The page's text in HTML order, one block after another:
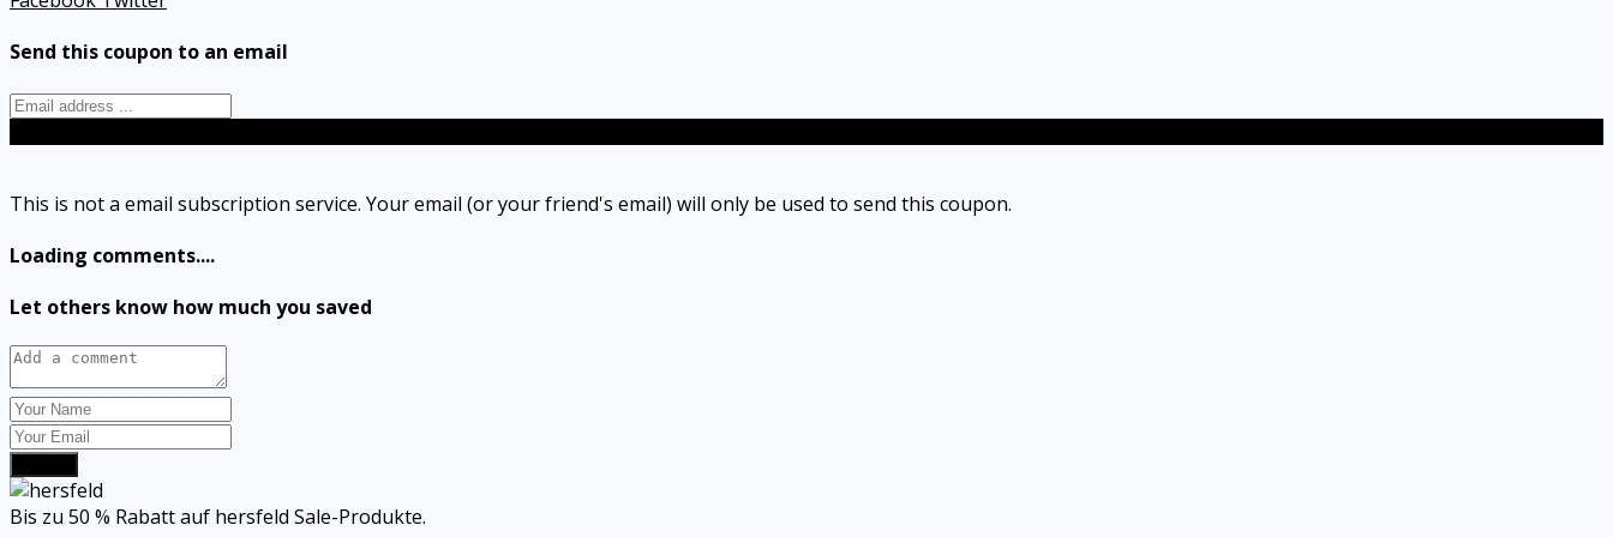
Send this coupon to an email
This is not a email subscription service. Your email (or your friend's email) will only be used to send this coupon.
Loading comments....
Let others know how much you saved
Bis zu 50 % Rabatt auf hersfeld Sale-Produkte.